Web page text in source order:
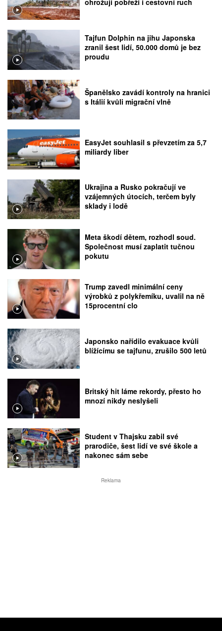
ohrožují pobřeží i cestovní ruch
Tajfun Dolphin na jihu Japonska
zranil šest lidí, 50.000 domů je bez
proudu
Španělsko zavádí kontroly na hranici
s Itálií kvůli migrační vlně
EasyJet souhlasil s převzetím za 5,7
miliardy liber
Ukrajina a Rusko pokračují ve
vzájemných útocích, terčem byly
sklady i lodě
Meta škodí dětem, rozhodl soud.
Společnost musí zaplatit tučnou
pokutu
Trump zavedl minimální ceny
výrobků z polykřemíku, uvalil na ně
15procentní clo
Japonsko nařídilo evakuace kvůli
blížícímu se tajfunu, zrušilo 500 letů
Britský hit láme rekordy, přesto ho
mnozí nikdy neslyšeli
Student v Thajsku zabil své
prarodiče, šest lidí ve své škole a
nakonec sám sebe
Reklama